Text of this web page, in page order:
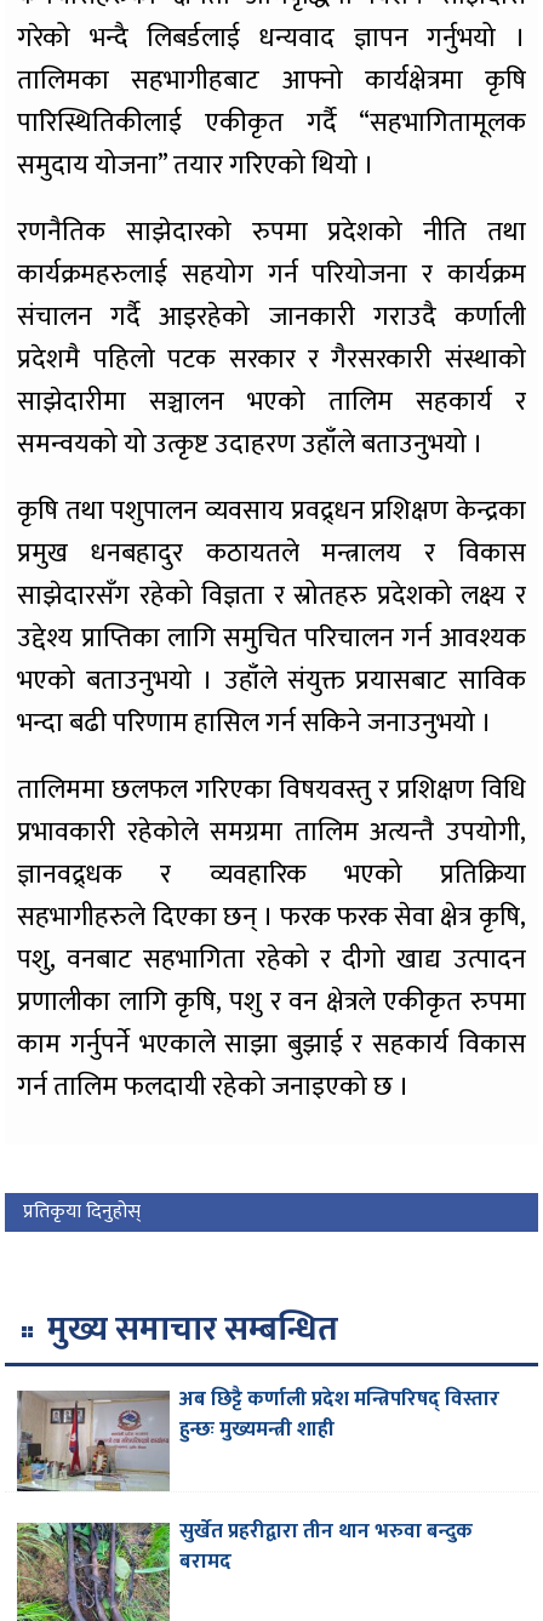
गरेको भन्दै लिबर्डलाई धन्यवाद ज्ञापन गर्नुभयो ।
तालिमका सहभागीहबाट आफ्नो कार्यक्षेत्रमा कृषि
पारिस्थितिकीलाई एकीकृत गर्दै “सहभागितामूलक
समुदाय योजना” तयार गरिएको थियो ।
रणनैतिक साझेदारको रुपमा प्रदेशको नीति तथा
कार्यक्रमहरुलाई सहयोग गर्न परियोजना र कार्यक्रम
संचालन गर्दै आइरहेको जानकारी गराउदै कर्णाली
प्रदेशमै पहिलो पटक सरकार र गैरसरकारी संस्थाको
साझेदारीमा सञ्चालन भएको तालिम सहकार्य र
समन्वयको यो उत्कृष्ट उदाहरण उहाँले बताउनुभयो ।
कृषि तथा पशुपालन व्यवसाय प्रवद्र्धन प्रशिक्षण केन्द्रका
प्रमुख धनबहादुर कठायतले मन्त्रालय र विकास
साझेदारसँग रहेको विज्ञता र स्रोतहरु प्रदेशको लक्ष्य र
उद्देश्य प्राप्तिका लागि समुचित परिचालन गर्न आवश्यक
भएको बताउनुभयो । उहाँले संयुक्त प्रयासबाट साविक
भन्दा बढी परिणाम हासिल गर्न सकिने जनाउनुभयो ।
तालिममा छलफल गरिएका विषयवस्तु र प्रशिक्षण विधि
प्रभावकारी रहेकोले समग्रमा तालिम अत्यन्तै उपयोगी,
ज्ञानवद्र्धक र व्यवहारिक भएको प्रतिक्रिया
सहभागीहरुले दिएका छन् । फरक फरक सेवा क्षेत्र कृषि,
पशु, वनबाट सहभागिता रहेको र दीगो खाद्य उत्पादन
प्रणालीका लागि कृषि, पशु र वन क्षेत्रले एकीकृत रुपमा
काम गर्नुपर्ने भएकाले साझा बुझाई र सहकार्य विकास
गर्न तालिम फलदायी रहेको जनाइएको छ ।
प्रतिकृया दिनुहोस्
मुख्य समाचार सम्बन्धित
अब छिट्टै कर्णाली प्रदेश मन्त्रिपरिषद् विस्तार
हुन्छः मुख्यमन्त्री शाही
सुर्खेत प्रहरीद्वारा तीन थान भरुवा बन्दुक
बरामद